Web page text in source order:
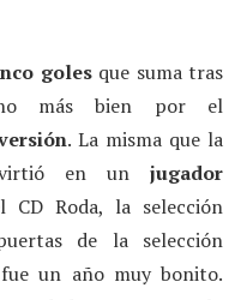
golesque suma tras
más bien por el
. La misma que la
en un jugador
CD Roda, la selección
de la selección
fue un año muy bonito.